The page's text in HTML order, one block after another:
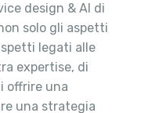
design & AI di
solo gli aspetti
legati alle
expertise, di
offrire una
una strategia